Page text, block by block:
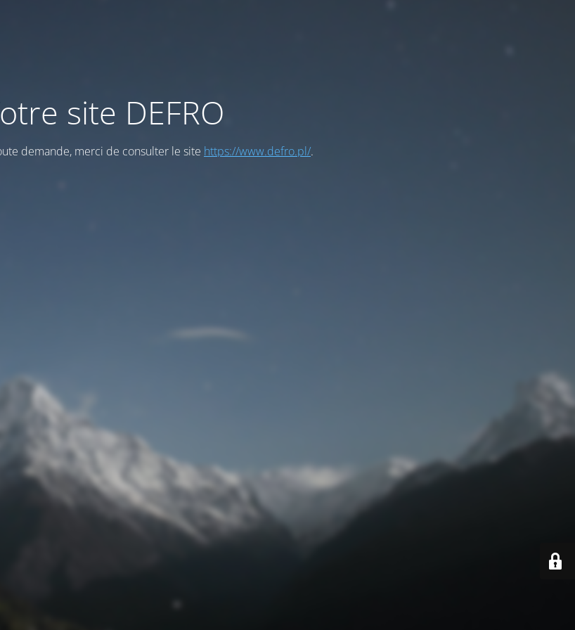
site DEFRO
demande, merci de consulter le site https://www.defro.pl/.